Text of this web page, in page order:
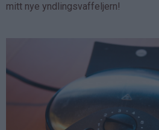
mitt nye yndlingsvaffeljern!